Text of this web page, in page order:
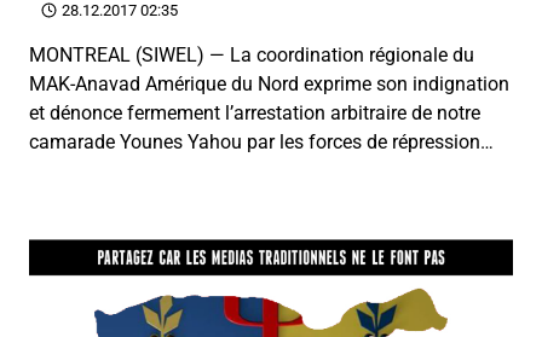
28.12.2017 02:35
MONTREAL (SIWEL) — La coordination régionale du
MAK-Anavad Amérique du Nord exprime son indignation
et dénonce fermement l’arrestation arbitraire de notre
camarade Younes Yahou par les forces de répression…